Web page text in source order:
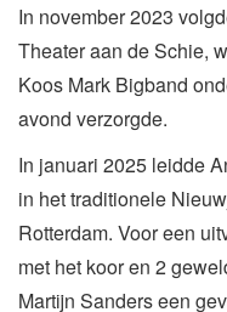
In november 2023
Theater aan de Schie,
Koos Mark Bigband
avond verzorgde.
In januari 2025 leidde
in het traditionele
Rotterdam. Voor een
met het koor en 2
Martijn Sanders een